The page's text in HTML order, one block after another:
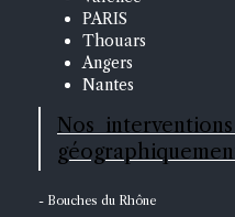
PARIS
Thouars
Angers
Nantes
Nos
- Bouches du Rhône